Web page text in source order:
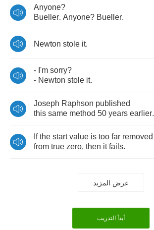
Anyone?
Bueller. Anyone? Bueller.
Newton stole it.
- I'm sorry?
- Newton stole it.
Joseph Raphson published
this same method 50 years earlier.
If the start value is too far removed
from true zero, then it fails.
عرض المزيد
أبدأ التدريب